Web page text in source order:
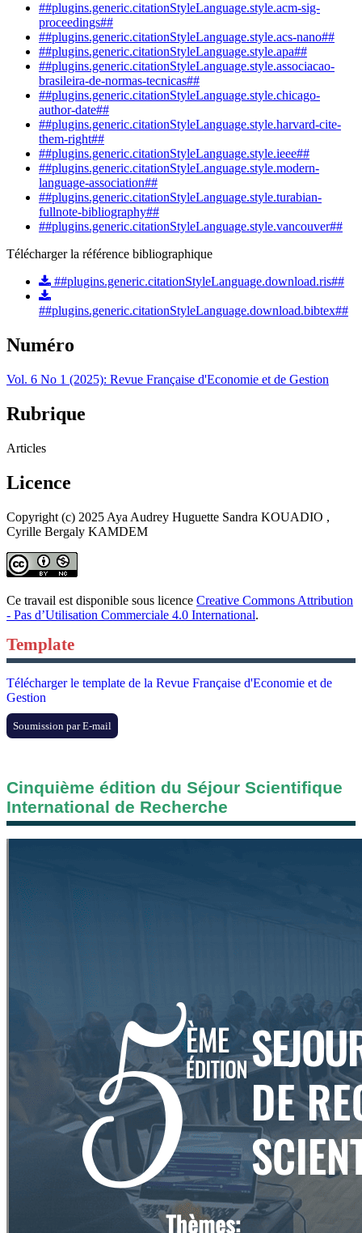
##plugins.generic.citationStyleLanguage.style.acm-sig-
proceedings##
##plugins.generic.citationStyleLanguage.style.acs-nano##
##plugins.generic.citationStyleLanguage.style.apa##
##plugins.generic.citationStyleLanguage.style.associacao-
brasileira-de-normas-tecnicas##
##plugins.generic.citationStyleLanguage.style.chicago-
author-date##
##plugins.generic.citationStyleLanguage.style.harvard-cite-
them-right##
##plugins.generic.citationStyleLanguage.style.ieee##
##plugins.generic.citationStyleLanguage.style.modern-
language-association##
##plugins.generic.citationStyleLanguage.style.turabian-
fullnote-bibliography##
##plugins.generic.citationStyleLanguage.style.vancouver##
Télécharger la référence bibliographique
##plugins.generic.citationStyleLanguage.download.ris##
##plugins.generic.citationStyleLanguage.download.bibtex##
Numéro
Vol. 6 No 1 (2025): Revue Française d'Economie et de Gestion
Rubrique
Articles
Licence
Copyright (c) 2025 Aya Audrey Huguette Sandra KOUADIO ,
Cyrille Bergaly KAMDEM
Ce travail est disponible sous licence Creative Commons Attribution
- Pas d’Utilisation Commerciale 4.0 International.
Template
Télécharger le template de la Revue Française d'Economie et de
Gestion
Soumission par E-mail
Cinquième édition du Séjour Scientifique
International de Recherche